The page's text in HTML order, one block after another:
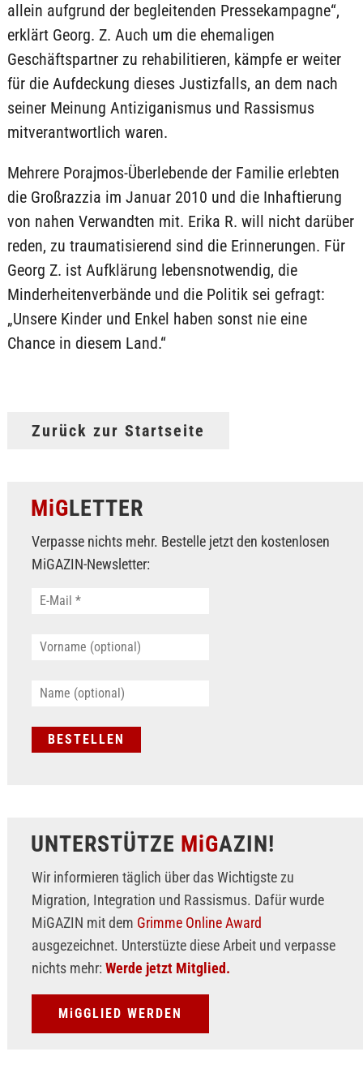
allein aufgrund der begleitenden Pressekampagne“,
erklärt Georg. Z. Auch um die ehemaligen
Geschäftspartner zu rehabilitieren, kämpfe er weiter
für die Aufdeckung dieses Justizfalls, an dem nach
seiner Meinung Antiziganismus und Rassismus
mitverantwortlich waren.
Mehrere Porajmos-Überlebende der Familie erlebten
die Großrazzia im Januar 2010 und die Inhaftierung
von nahen Verwandten mit. Erika R. will nicht darüber
reden, zu traumatisierend sind die Erinnerungen. Für
Georg Z. ist Aufklärung lebensnotwendig, die
Minderheitenverbände und die Politik sei gefragt:
„Unsere Kinder und Enkel haben sonst nie eine
Chance in diesem Land.“
Zurück zur Startseite
MiGLETTER
Verpasse nichts mehr. Bestelle jetzt den kostenlosen
MiGAZIN-Newsletter:
UNTERSTÜTZE MiGAZIN!
Wir informieren täglich über das Wichtigste zu
Migration, Integration und Rassismus. Dafür wurde
MiGAZIN mit dem Grimme Online Award
ausgezeichnet. Unterstüzte diese Arbeit und verpasse
nichts mehr: Werde jetzt Mitglied.
MiGGLIED WERDEN